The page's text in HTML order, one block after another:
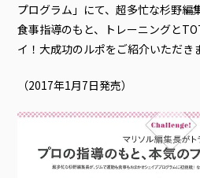
プログラム」にて、超多忙な杉野編
食事指導のもと、トレーニングと
イ！大成功のルポをご紹介いただき
（2017年1月7日発売）